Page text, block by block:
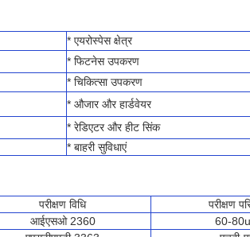
* एयरोस्पेस क्षेत्र
* फिटनेस उपकरण
* चिकित्सा उपकरण
* औजार और हार्डवेयर
* रेडिएटर और हीट सिंक
* बाहरी सुविधाएं
परीक्षण विधि
परीक्षण
आईएसओ 2360
60-